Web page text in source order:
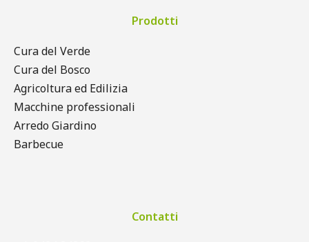
Prodotti
Cura del Verde
Cura del Bosco
Agricoltura ed Edilizia
Macchine professionali
Arredo Giardino
Barbecue
Contatti